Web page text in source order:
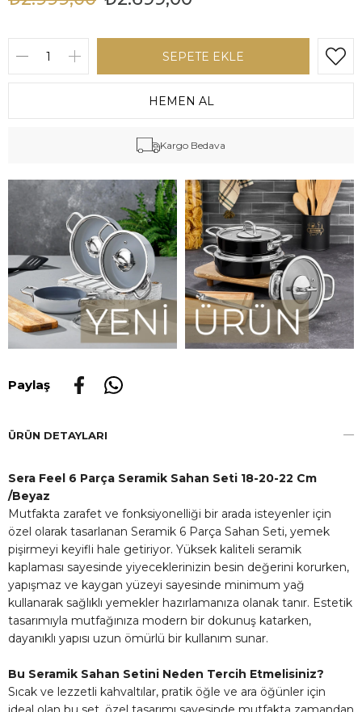
Kargo Bedava
Paylaş
ÜRÜN DETAYLARI
Sera Feel 6 Parça Seramik Sahan Seti 18-20-22 Cm
/Beyaz
Mutfakta zarafet ve fonksiyonelliği bir arada isteyenler için
özel olarak tasarlanan Seramik 6 Parça Sahan Seti, yemek
pişirmeyi keyifli hale getiriyor. Yüksek kaliteli seramik
kaplaması sayesinde yiyeceklerinizin besin değerini korurken,
yapışmaz ve kaygan yüzeyi sayesinde minimum yağ
kullanarak sağlıklı yemekler hazırlamanıza olanak tanır. Estetik
tasarımıyla mutfağınıza modern bir dokunuş katarken,
dayanıklı yapısı uzun ömürlü bir kullanım sunar.
Bu Seramik Sahan Setini Neden Tercih Etmelisiniz?
Sıcak ve lezzetli kahvaltılar, pratik öğle ve ara öğünler için